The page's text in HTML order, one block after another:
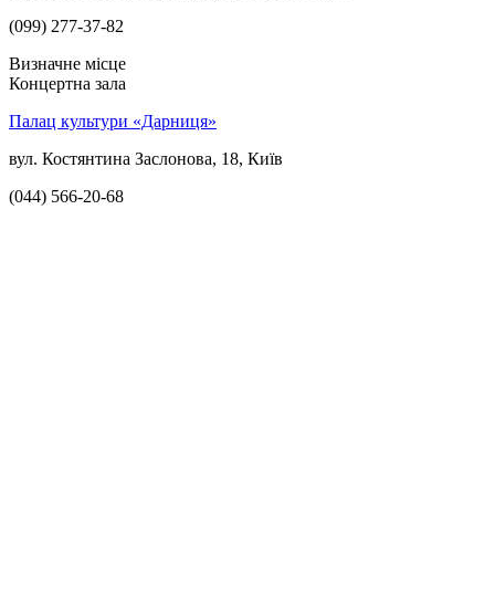
(099) 277-37-82
Визначне місце
Концертна зала
Палац культури «Дарниця»
вул. Костянтина Заслонова, 18, Київ
(044) 566-20-68